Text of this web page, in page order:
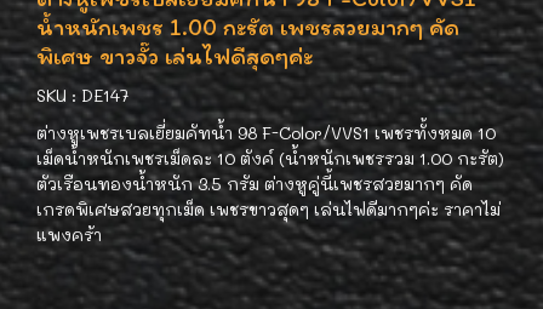
น้ำหนักเพชร 1.00 กะรัต เพชรสวยมากๆ คัด
พิเศษ ขาวจั๊ว เล่นไฟดีสุดๆค่ะ
SKU : DE147
ต่างหูเพชรเบลเยี่ยมคัทน้ำ 98 F-Color/VVS1 เพชรทั้งหมด 10
เม็ดน้ำหนักเพชรเม็ดละ 10 ตังค์ (น้ำหนักเพชรรวม 1.00 กะรัต)
ตัวเรือนทองน้ำหนัก 3.5 กรัม ต่างหูคู่นี้เพชรสวยมากๆ คัด
เกรดพิเศษสวยทุกเม็ด เพชรขาวสุดๆ เล่นไฟดีมากๆค่ะ ราคาไม่
แพงคร้า